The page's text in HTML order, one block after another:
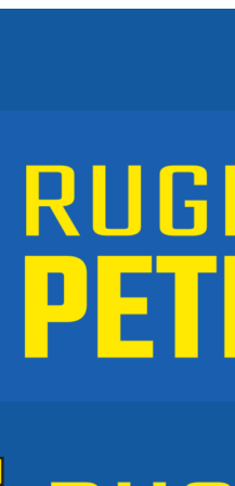
servis rugby<br>8. - 10. května 2026